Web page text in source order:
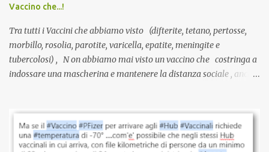
L’unico atto richiesto è una fi...
Vaccino che...!
Tra tutti i Vaccini che abbiamo visto (difterite, tetano, pertosse,
morbillo, rosolia, parotite, varicella, epatite, meningite e
tubercolosi) , N on abbiamo mai visto un vaccino che costringa a
indossare una mascherina e mantenere la distanza sociale , anche
vaccinazione. Non avevamo mai sentito parlare di ricompense,
sconti, incentivi per vaccinarsi. Non avevamo mai visto
discriminazioni per coloro che non l’hanno fatto. Se non sei stato